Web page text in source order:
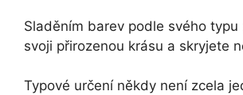
Sladěním barev podle svého
svoji přirozenou krásu a skryjete
Typové určení někdy není zcela